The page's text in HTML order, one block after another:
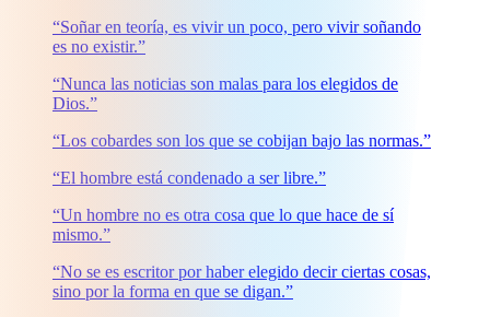
“Soñar en teoría, es vivir un poco, pero vivir soñando
es no existir.”
“Nunca las noticias son malas para los elegidos de
Dios.”
“Los cobardes son los que se cobijan bajo las normas.”
“El hombre está condenado a ser libre.”
“Un hombre no es otra cosa que lo que hace de sí
mismo.”
“No se es escritor por haber elegido decir ciertas cosas,
sino por la forma en que se digan.”